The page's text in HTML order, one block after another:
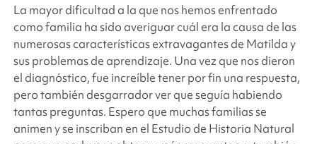
La mayor dificultad a la que nos hemos enfrentado
como familia ha sido averiguar cuál era la causa de las
numerosas características extravagantes de Matilda y
sus problemas de aprendizaje. Una vez que nos dieron
el diagnóstico, fue increíble tener por fin una respuesta,
pero también desgarrador ver que seguía habiendo
tantas preguntas. Espero que muchas familias se
animen y se inscriban en el Estudio de Historia Natural